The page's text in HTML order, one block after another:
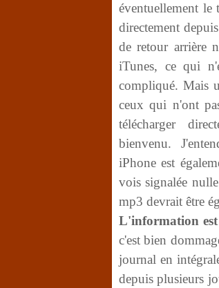
éventuellement le
directement
de retour arrière
iTunes, ce qui
compliqué. Mais
ceux qui n'ont
télécharger
bienvenu.
iPhone est
vois signalée
mp3 devrait être
L'information
c'est bien
journal en
depuis plusieurs